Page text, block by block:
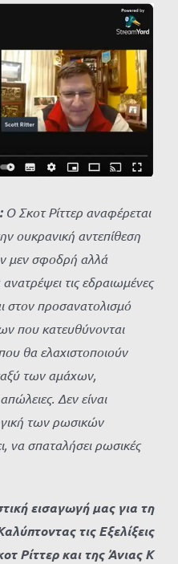
Ο Σκοτ Ρίττερ αναφέρεται
ουκρανική αντεπίθεση
μεν σφοδρή αλλά
τις εδραιωμένες
στον προσανατολισμό
που κατευθύνονται
θα ελαχιστοποιούν
των αμάχων,
Δεν είναι
των ρωσικών
να σπαταλήσει ρωσικές
εισαγωγή μας για τη
τις Εξελίξεις
Ρίττερ και της Άνιας Κ